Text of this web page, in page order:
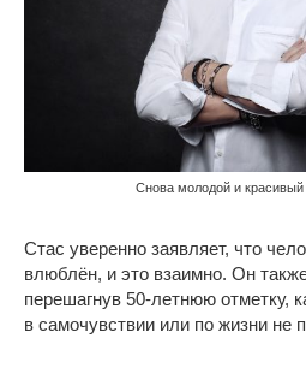
Снова молодой и
Стас уверенно заявляет, что
влюблён, и это взаимно. Он
перешагнув 50-летнюю отметку,
в самочувствии или по жизни не